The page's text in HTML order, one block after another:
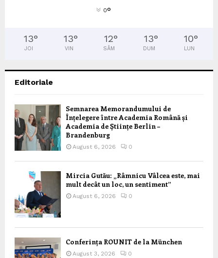
0°
13°
JOI
13°
VIN
12°
SÂM
13°
DUM
10°
LUN
Editoriale
Semnarea Memorandumului de
Înțelegere între Academia Română și
Academia de Științe Berlin –
Brandenburg
August 6, 2026 0
Mircia Gutău: „Râmnicu Vâlcea este, mai
mult decât un loc, un sentiment”
August 6, 2026 0
Conferința ROUNIT de la München
August 3, 2026 0